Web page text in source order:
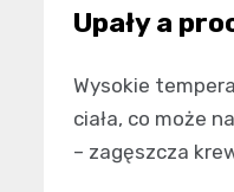
Upały a
Wysokie
ciała, co może
– zagęszcza